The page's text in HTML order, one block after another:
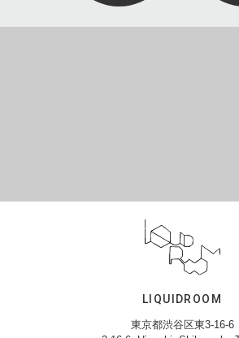
LIQUIDROOM
東京都渋谷区東3-16-6